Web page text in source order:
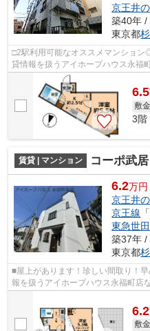
京王井
築40年 /
東京都
□2駅利用可能なオススメマンショ
貸情報を扱うアイホープハウス永福
っと見つかります。お電話03-3327-
6.5
敷金
3階
賃貸 | マンション コーポ武居
6.2万円
京王井
京王線 「
東急世
築37年 /
東京都
■屋上があります！珍しい間取り！
報を扱うアイホープハウス永福町店
6.2
敷金